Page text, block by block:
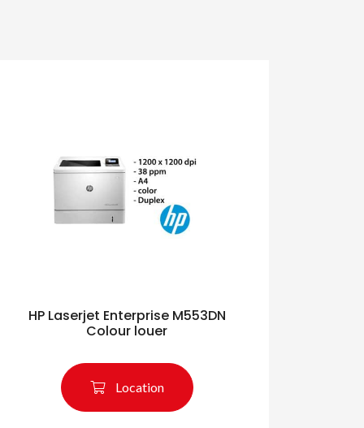
HP Laserjet Enterprise M553DN
Colour louer
Location